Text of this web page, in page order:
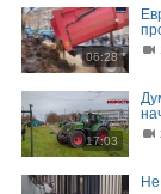
06:28
17:03
Не